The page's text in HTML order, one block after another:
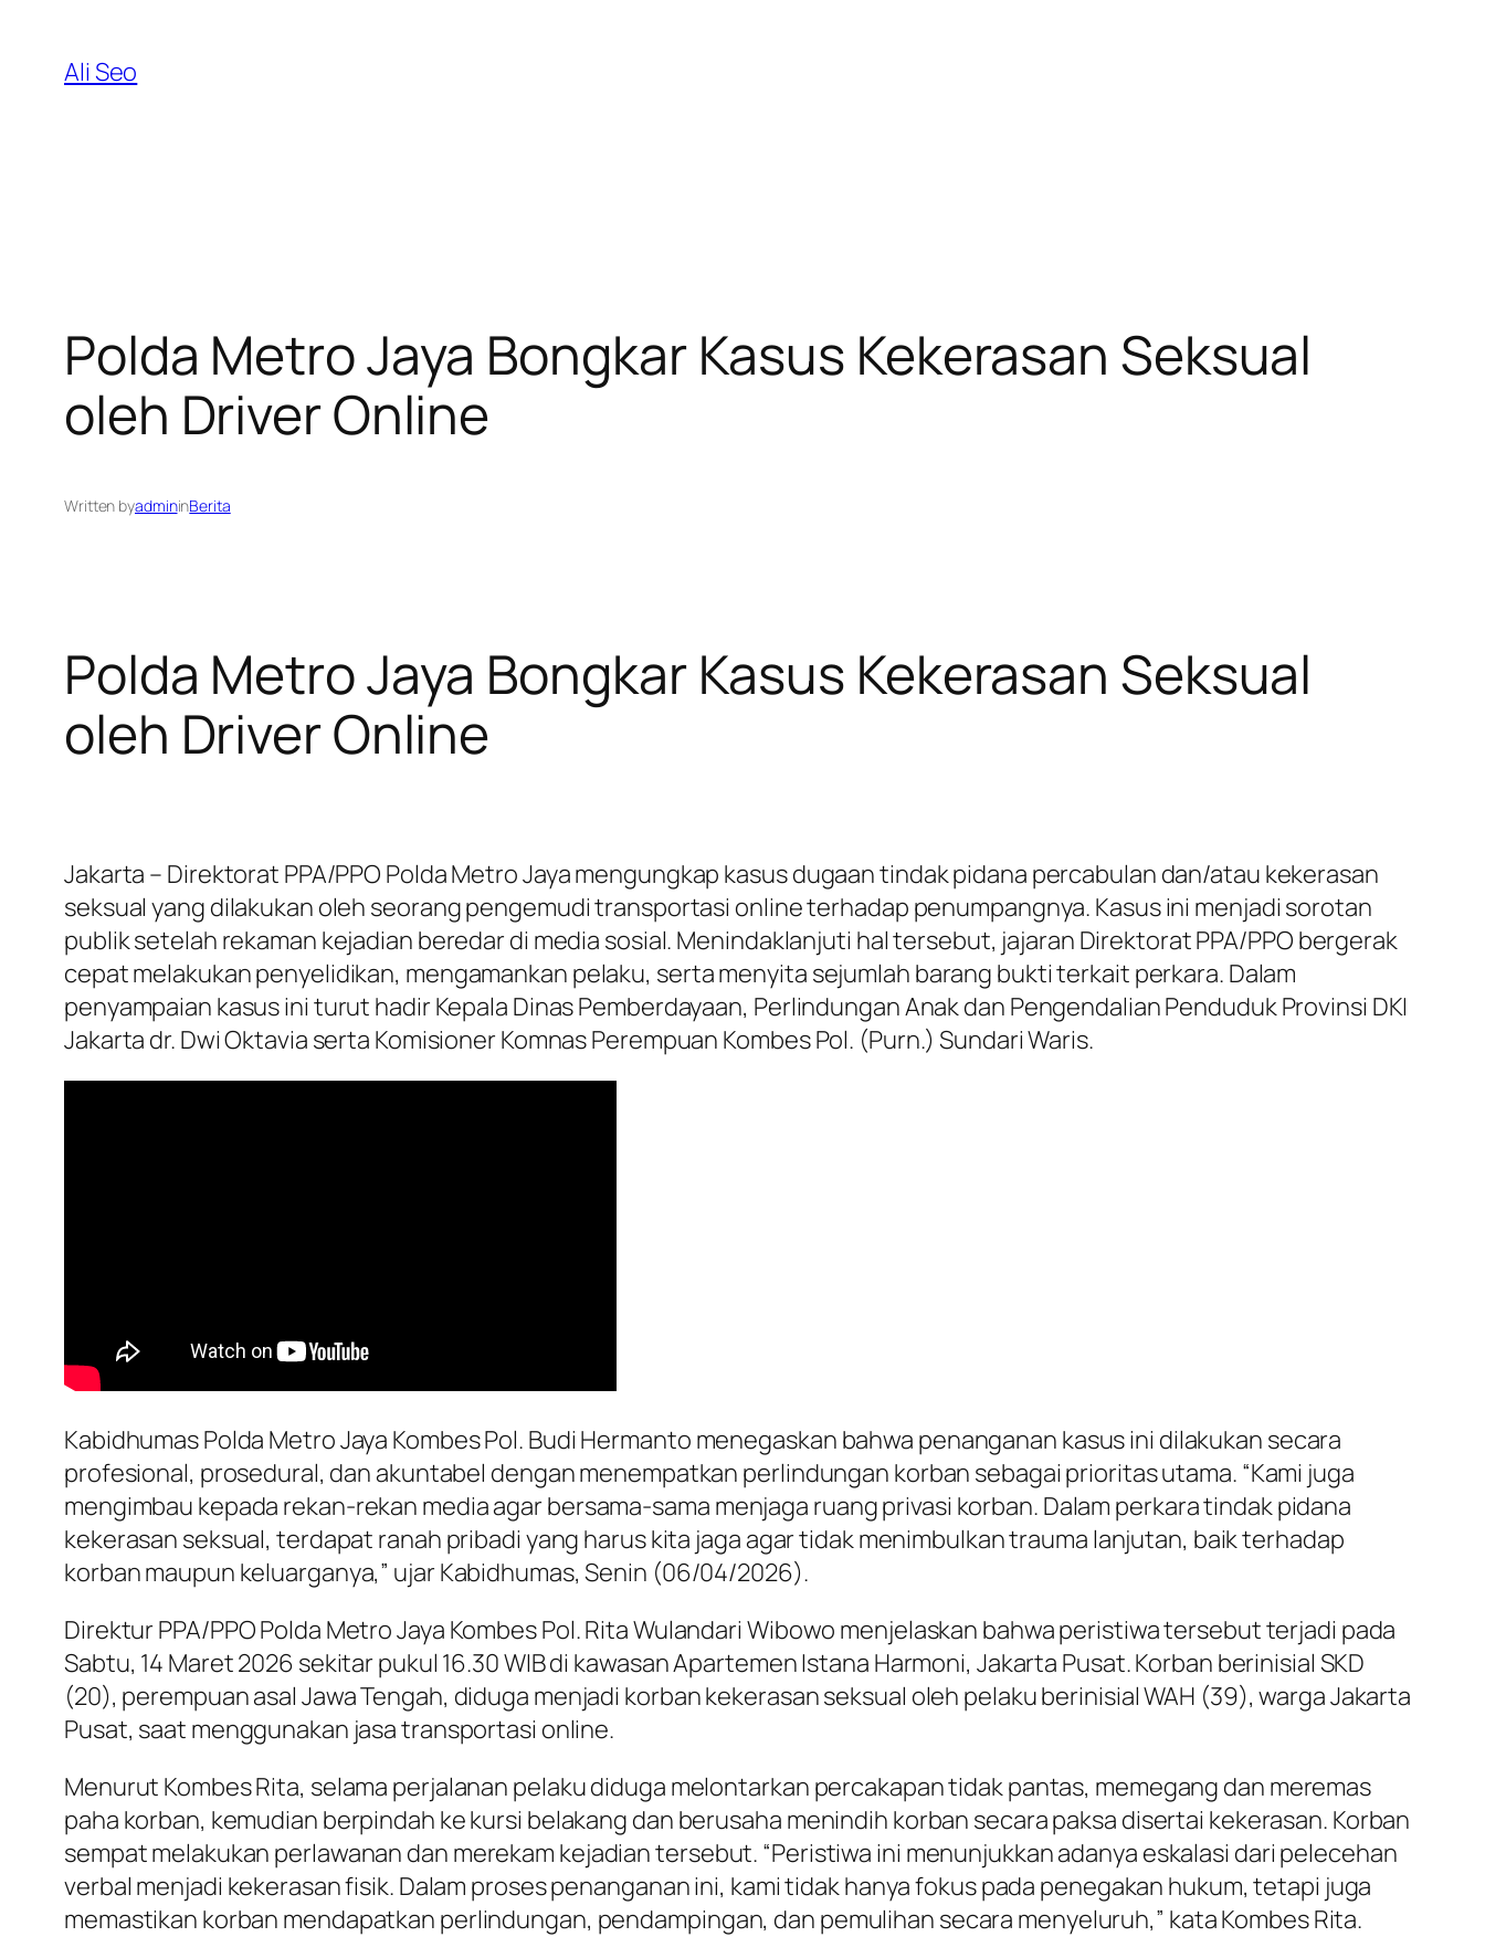
content
Ali Seo
Polda Metro Jaya Bongkar Kasus Kekerasan Seksual
oleh Driver Online
Written byadmininBerita
Polda Metro Jaya Bongkar Kasus Kekerasan Seksual
oleh Driver Online
Jakarta – Direktorat PPA/PPO Polda Metro Jaya mengungkap kasus dugaan tindak pidana percabulan dan/atau kekerasan
seksual yang dilakukan oleh seorang pengemudi transportasi online terhadap penumpangnya. Kasus ini menjadi sorotan
publik setelah rekaman kejadian beredar di media sosial. Menindaklanjuti hal tersebut, jajaran Direktorat PPA/PPO bergerak
cepat melakukan penyelidikan, mengamankan pelaku, serta menyita sejumlah barang bukti terkait perkara. Dalam
penyampaian kasus ini turut hadir Kepala Dinas Pemberdayaan, Perlindungan Anak dan Pengendalian Penduduk Provinsi DKI
Jakarta dr. Dwi Oktavia serta Komisioner Komnas Perempuan Kombes Pol. (Purn.) Sundari Waris.
Kabidhumas Polda Metro Jaya Kombes Pol. Budi Hermanto menegaskan bahwa penanganan kasus ini dilakukan secara
profesional, prosedural, dan akuntabel dengan menempatkan perlindungan korban sebagai prioritas utama. “Kami juga
mengimbau kepada rekan-rekan media agar bersama-sama menjaga ruang privasi korban. Dalam perkara tindak pidana
kekerasan seksual, terdapat ranah pribadi yang harus kita jaga agar tidak menimbulkan trauma lanjutan, baik terhadap
korban maupun keluarganya,” ujar Kabidhumas, Senin (06/04/2026).
Direktur PPA/PPO Polda Metro Jaya Kombes Pol. Rita Wulandari Wibowo menjelaskan bahwa peristiwa tersebut terjadi pada
Sabtu, 14 Maret 2026 sekitar pukul 16.30 WIB di kawasan Apartemen Istana Harmoni, Jakarta Pusat. Korban berinisial SKD
(20), perempuan asal Jawa Tengah, diduga menjadi korban kekerasan seksual oleh pelaku berinisial WAH (39), warga Jakarta
Pusat, saat menggunakan jasa transportasi online.
Menurut Kombes Rita, selama perjalanan pelaku diduga melontarkan percakapan tidak pantas, memegang dan meremas
paha korban, kemudian berpindah ke kursi belakang dan berusaha menindih korban secara paksa disertai kekerasan. Korban
sempat melakukan perlawanan dan merekam kejadian tersebut. “Peristiwa ini menunjukkan adanya eskalasi dari pelecehan
verbal menjadi kekerasan fisik. Dalam proses penanganan ini, kami tidak hanya fokus pada penegakan hukum, tetapi juga
memastikan korban mendapatkan perlindungan, pendampingan, dan pemulihan secara menyeluruh,” kata Kombes Rita.